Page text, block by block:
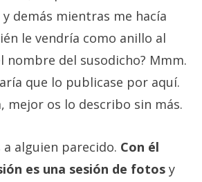
demás mientras me hacía
le vendría como anillo al
nombre del susodicho? Mmm.
que lo publicase por aquí.
mejor os lo describo sin más.
a alguien parecido. Con él
es una sesión de fotos y